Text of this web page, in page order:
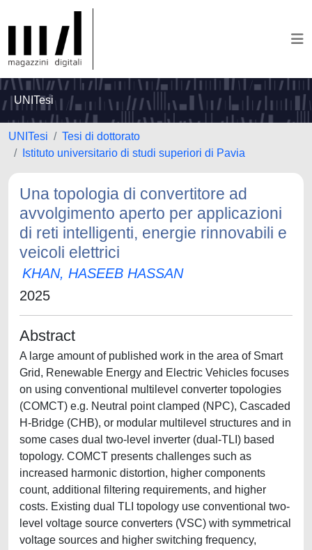
UNITesi
UNITesi
Tesi di dottorato
Istituto universitario di studi superiori di Pavia
Una topologia di convertitore ad
avvolgimento aperto per applicazioni
di reti intelligenti, energie rinnovabili e
veicoli elettrici
KHAN, HASEEB HASSAN
2025
Abstract
A large amount of published work in the area of Smart
Grid, Renewable Energy and Electric Vehicles focuses
on using conventional multilevel converter topologies
(COMCT) e.g. Neutral point clamped (NPC), Cascaded
H-Bridge (CHB), or modular multilevel structures and in
some cases dual two-level inverter (dual-TLI) based
topology. COMCT presents challenges such as
increased harmonic distortion, higher components
count, additional filtering requirements, and higher
costs. Existing dual TLI topology use conventional two-
level voltage source converters (VSC) with symmetrical
voltage sources and higher switching frequency,